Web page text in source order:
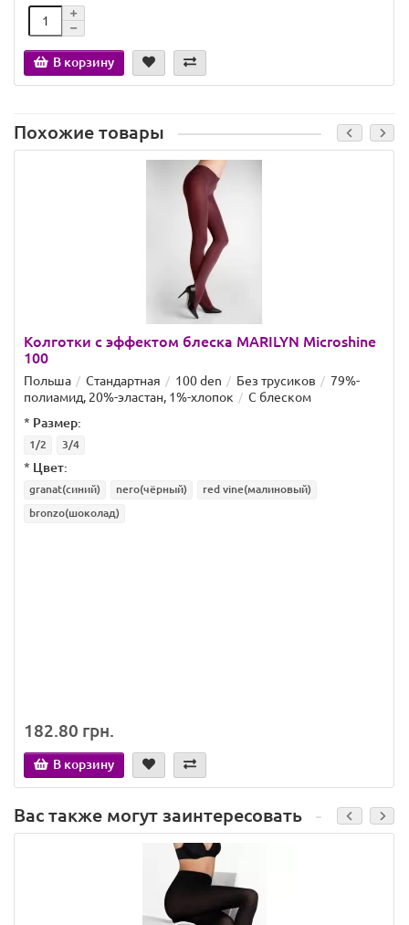
В корзину
Похожие товары
Колготки с эффектом блеска MARILYN Microshine
100
Польша Стандартная 100 den Без трусиков
79%-
полиамид, 20%-эластан, 1%-хлопок
С блеском
* Размер:
1/2 3/4
* Цвет:
granat(синий) nero(чёрный)
red vine(малиновый)
bronzo(шоколад)
182.80 грн.
В корзину
Вас также могут заинтересовать